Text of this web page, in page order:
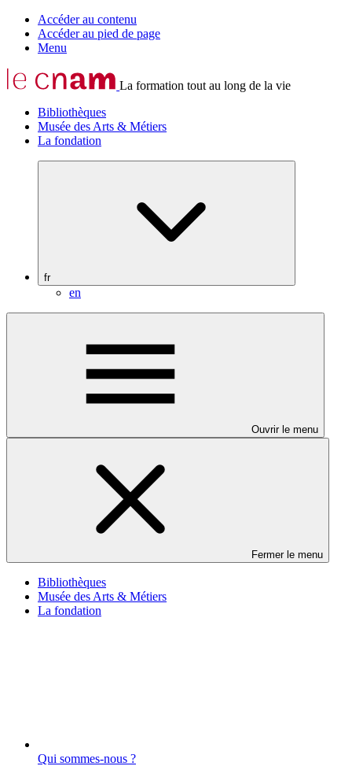
Accéder au contenu
Accéder au pied de page
Menu
La formation tout au long de la vie
Bibliothèques
Musée des Arts & Métiers
La fondation
fr
en
Ouvrir le menu
Fermer le menu
Bibliothèques
Musée des Arts & Métiers
La fondation
Qui sommes-nous ?